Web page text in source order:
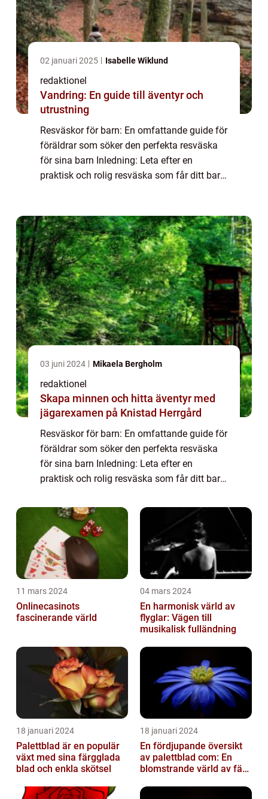
02 januari 2025 Isabelle Wiklund
redaktionel
Vandring: En guide till äventyr och
utrustning
Resväskor för barn: En omfattande guide för
föräldrar som söker den perfekta resväska
för sina barn Inledning: Leta efter en
praktisk och rolig resväska som får ditt barn
03 juni 2024 Mikaela Bergholm
redaktionel
Skapa minnen och hitta äventyr med
jägarexamen på Knistad Herrgård
Resväskor för barn: En omfattande guide för
föräldrar som söker den perfekta resväska
för sina barn Inledning: Leta efter en
praktisk och rolig resväska som får ditt barn
du kommit rätt! I denna artikel k...
11 mars 2024
Onlinecasinots
fascinerande värld
04 mars 2024
En harmonisk värld av
flyglar: Vägen till
musikalisk fulländning
18 januari 2024
Palettblad är en populär
växt med sina färgglada
blad och enkla skötsel
18 januari 2024
En fördjupande översikt
av palettblad com: En
blomstrande värld av färg